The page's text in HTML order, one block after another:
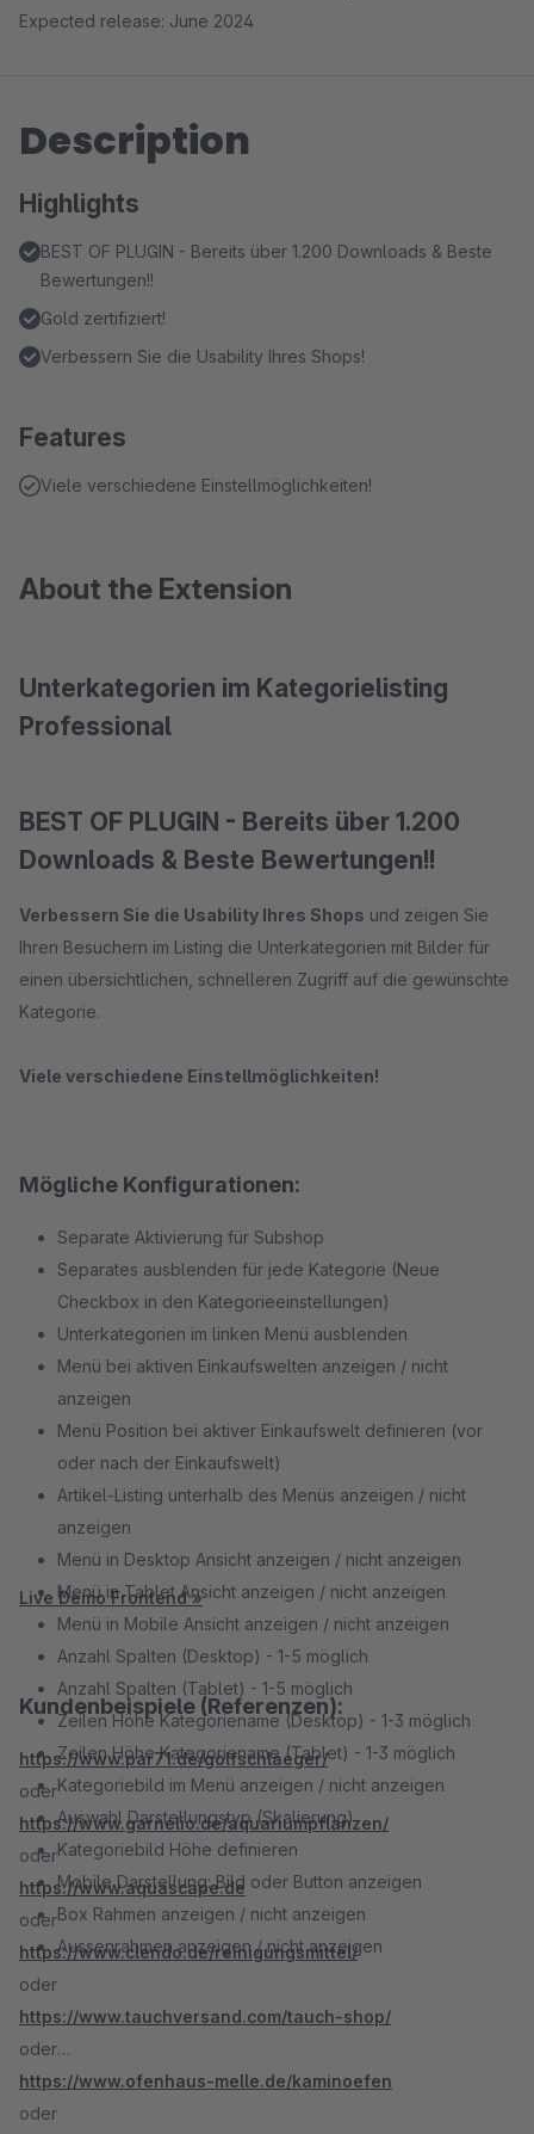
Expected release: June 2024
Description
Highlights
BEST OF PLUGIN - Bereits über 1.200 Downloads & Beste
Bewertungen!!
Gold zertifiziert!
Verbessern Sie die Usability Ihres Shops!
Features
Viele verschiedene Einstellmöglichkeiten!
About the Extension
Unterkategorien im Kategorielisting
Professional
BEST OF PLUGIN - Bereits über 1.200
Downloads & Beste Bewertungen!!
Verbessern Sie die Usability Ihres Shops und zeigen Sie
Ihren Besuchern im Listing die Unterkategorien mit Bilder für
einen übersichtlichen, schnelleren Zugriff auf die gewünschte
Kategorie.
Viele verschiedene Einstellmöglichkeiten!
Mögliche Konfigurationen:
Separate Aktivierung für Subshop
Separates ausblenden für jede Kategorie (Neue
Checkbox in den Kategorieeinstellungen)
Unterkategorien im linken Menü ausblenden
Menü bei aktiven Einkaufswelten anzeigen / nicht
anzeigen
Menü Position bei aktiver Einkaufswelt definieren (vor
oder nach der Einkaufswelt)
Artikel-Listing unterhalb des Menüs anzeigen / nicht
anzeigen
Menü in Desktop Ansicht anzeigen / nicht anzeigen
Menü in Tablet Ansicht anzeigen / nicht anzeigen
Menü in Mobile Ansicht anzeigen / nicht anzeigen
Anzahl Spalten (Desktop) - 1-5 möglich
Anzahl Spalten (Tablet) - 1-5 möglich
Zeilen Höhe Kategoriename (Desktop) - 1-3 möglich
Zeilen Höhe Kategoriename (Tablet) - 1-3 möglich
Kategoriebild im Menü anzeigen / nicht anzeigen
Auswahl Darstellungstyp (Skalierung)
Kategoriebild Höhe definieren
Mobile Darstellung: Bild oder Button anzeigen
Box Rahmen anzeigen / nicht anzeigen
Aussenrahmen anzeigen / nicht anzeigen
Live Demo Frontend »
Kundenbeispiele (Referenzen):
https://www.par71.de/golfschlaeger/
oder
https://www.garnelio.de/aquariumpflanzen/
oder
https://www.aquascape.de
oder
https://www.clendo.de/reinigungsmittel/
oder
https://www.tauchversand.com/tauch-shop/
oder
https://www.ofenhaus-melle.de/kaminoefen
oder